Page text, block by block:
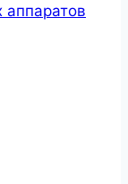
аппаратов